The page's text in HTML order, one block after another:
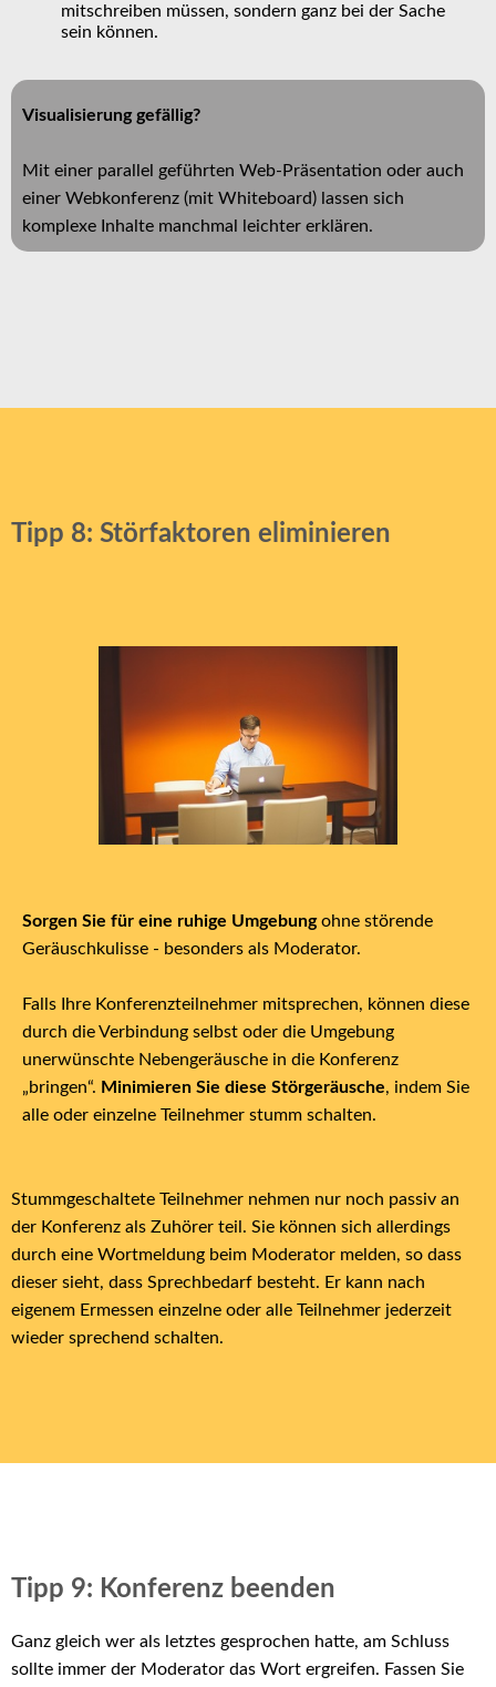
mitschreiben müssen, sondern ganz bei der Sache
sein können.
Visualisierung gefällig?
Mit einer parallel geführten Web-Präsentation oder auch
einer Webkonferenz (mit Whiteboard) lassen sich
komplexe Inhalte manchmal leichter erklären.
Tipp 8: Störfaktoren eliminieren
Sorgen Sie für eine ruhige Umgebungohne störende
Geräuschkulisse - besonders als Moderator.
Falls Ihre Konferenzteilnehmer mitsprechen, können diese
durch die Verbindung selbst oder die Umgebung
unerwünschte Nebengeräusche in die Konferenz
„bringen“. Minimieren Sie diese Störgeräusche, indem Sie
alle oder einzelne Teilnehmer stumm schalten.
Stummgeschaltete Teilnehmer nehmen nur noch passiv an
der Konferenz als Zuhörer teil. Sie können sich allerdings
durch eine Wortmeldung beim Moderator melden, so dass
dieser sieht, dass Sprechbedarf besteht. Er kann nach
eigenem Ermessen einzelne oder alle Teilnehmer jederzeit
wieder sprechend schalten.
Tipp 9: Konferenz beenden
Ganz gleich wer als letztes gesprochen hatte, am Schluss
sollte immer der Moderator das Wort ergreifen. Fassen Sie